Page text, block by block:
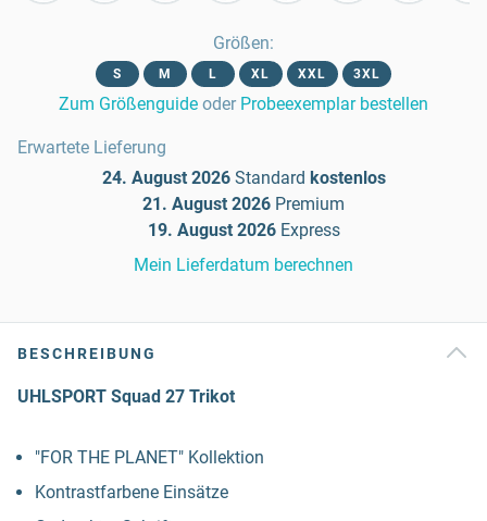
Größen:
S M L XL XXL 3XL
Zum Größenguide oder Probeexemplar bestellen
Erwartete Lieferung
24. August 2026 Standard kostenlos
21. August 2026 Premium
19. August 2026 Express
Mein Lieferdatum berechnen
BESCHREIBUNG
UHLSPORT Squad 27 Trikot
"FOR THE PLANET" Kollektion
Kontrastfarbene Einsätze